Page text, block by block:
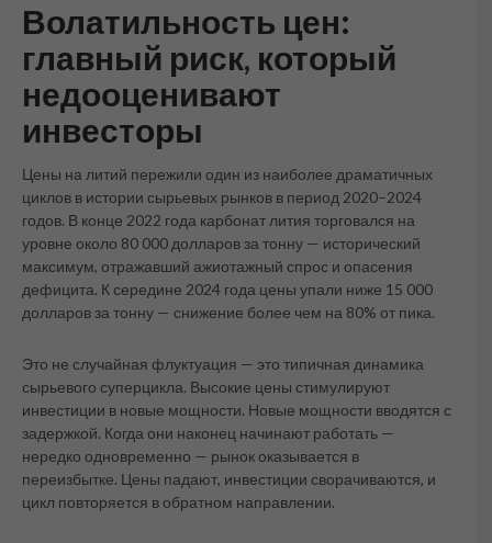
Волатильность цен:
главный риск, который
недооценивают
инвесторы
Цены на литий пережили один из наиболее драматичных
циклов в истории сырьевых рынков в период 2020–2024
годов. В конце 2022 года карбонат лития торговался на
уровне около 80 000 долларов за тонну — исторический
максимум, отражавший ажиотажный спрос и опасения
дефицита. К середине 2024 года цены упали ниже 15 000
долларов за тонну — снижение более чем на 80% от пика.
Это не случайная флуктуация — это типичная динамика
сырьевого суперцикла. Высокие цены стимулируют
инвестиции в новые мощности. Новые мощности вводятся с
задержкой. Когда они наконец начинают работать —
нередко одновременно — рынок оказывается в
переизбытке. Цены падают, инвестиции сворачиваются, и
цикл повторяется в обратном направлении.